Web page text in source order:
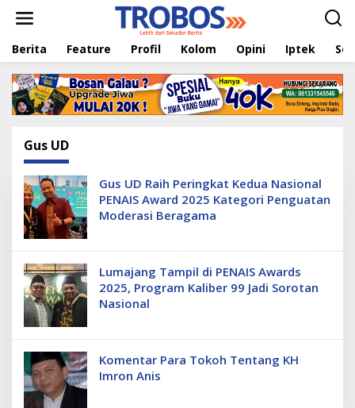
t
Berita Feature Profil Kolom Opini Iptek
Gus UD
Gus UD Raih Peringkat Kedua Nasional
PENAIS Award 2025 Kategori Penguatan
Moderasi Beragama
Lumajang Tampil di PENAIS Awards
2025, Program Kaliber 99 Jadi Sorotan
Nasional
Komentar Para Tokoh Tentang KH
Imron Anis